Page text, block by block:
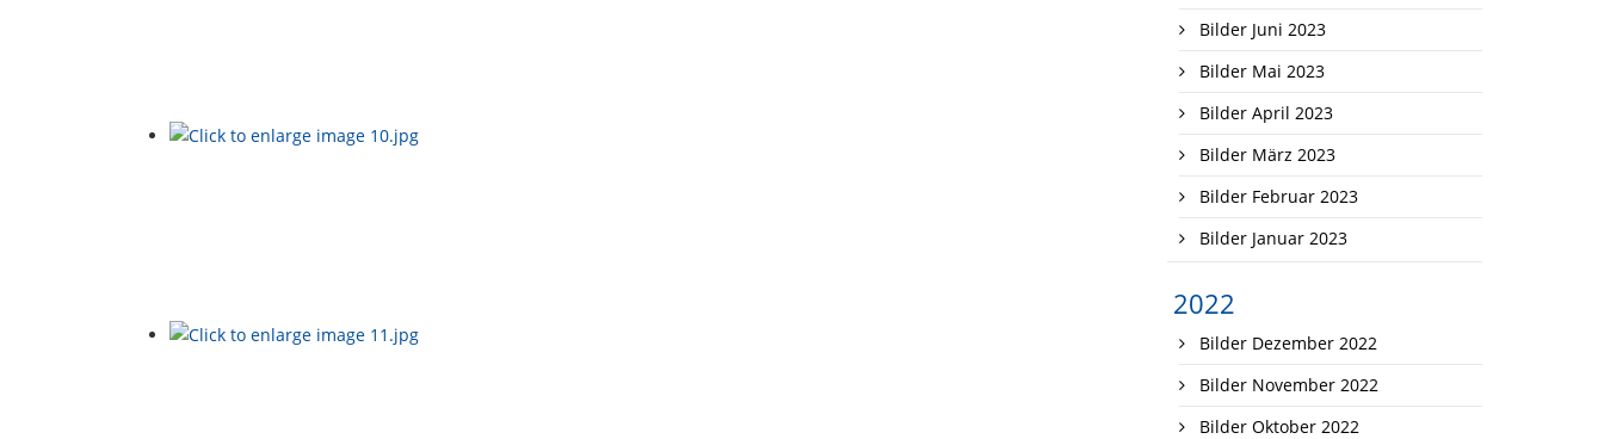
Bilder Juni 2023
Bilder Mai 2023
Bilder April 2023
Bilder März 2023
Bilder Februar 2023
Bilder Januar 2023
2022
Bilder Dezember 2022
Bilder November 2022
Bilder Oktober 2022